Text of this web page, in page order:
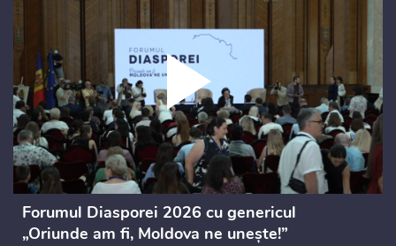
Forumul Diasporei 2026 cu genericul
„Oriunde am fi, Moldova ne unește!”